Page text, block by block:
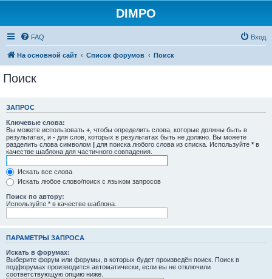
DIMPO
FAQ Вход
На основной сайт Список форумов Поиск
Поиск
ЗАПРОС
Ключевые слова:
Вы можете использовать + , чтобы определить слова, которые должны быть в
результатах, и - для слов, которых в результатах быть не должно. Вы можете
разделить слова символом | для поиска любого слова из списка. Используйте * в
качестве шаблона для частичного совпадения.
Искать все слова
Искать любое слово/поиск с языком запросов
Поиск по автору:
Используйте * в качестве шаблона.
ПАРАМЕТРЫ ЗАПРОСА
Искать в форумах:
Выберите форум или форумы, в которых будет произведён поиск. Поиск в
подфорумах производится автоматически, если вы не отключили
соответствующую опцию ниже.